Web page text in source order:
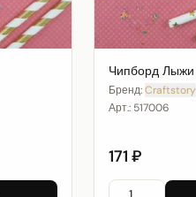
Чипборд Лыжи
Бренд:Craftstory
Арт.: 517006
171 ₽